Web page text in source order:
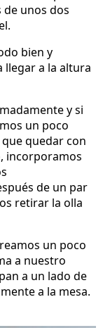
unos dos
bien y
llegar a la altura
y si
un poco
quedar con
incorporamos
de un par
retirar la olla
un poco
a nuestro
a un lado de
a la mesa.